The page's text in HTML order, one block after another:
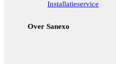
Installatieservice
Over Sanexo